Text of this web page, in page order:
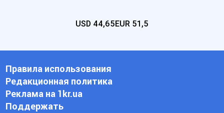
USD 44,65EUR 51,5
Правила использования
Редакционная политика
Реклама на 1kr.ua
Поддержать